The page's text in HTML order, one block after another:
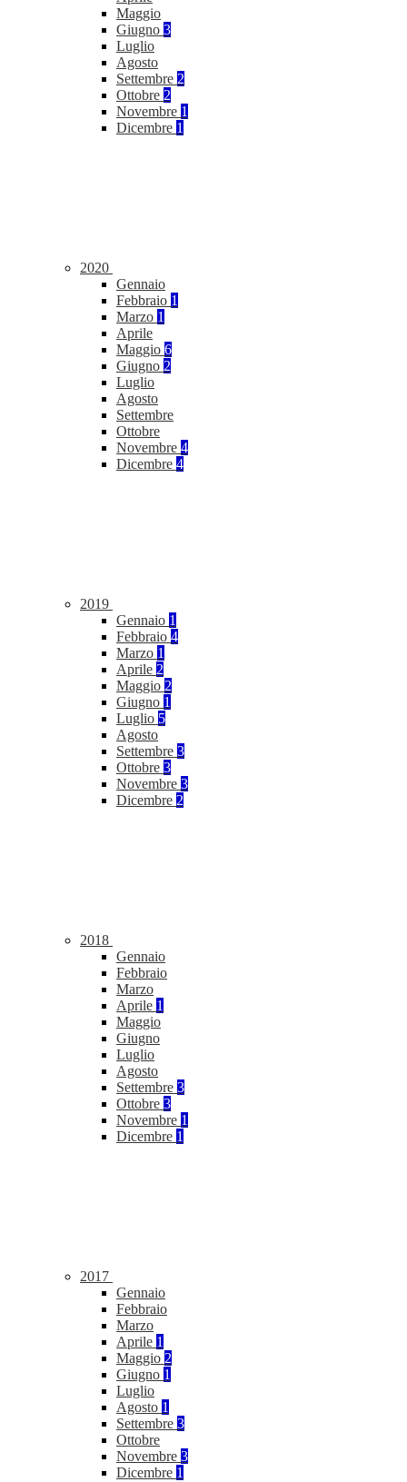
Maggio
Giugno 3
Luglio
Agosto
Settembre 2
Ottobre 2
Novembre 1
Dicembre 1
2020
Gennaio
Febbraio 1
Marzo 1
Aprile
Maggio 6
Giugno 2
Luglio
Agosto
Settembre
Ottobre
Novembre 4
Dicembre 4
2019
Gennaio 1
Febbraio 4
Marzo 1
Aprile 2
Maggio 2
Giugno 1
Luglio 5
Agosto
Settembre 3
Ottobre 3
Novembre 3
Dicembre 2
2018
Gennaio
Febbraio
Marzo
Aprile 1
Maggio
Giugno
Luglio
Agosto
Settembre 3
Ottobre 3
Novembre 1
Dicembre 1
2017
Gennaio
Febbraio
Marzo
Aprile 1
Maggio 2
Giugno 1
Luglio
Agosto 1
Settembre 3
Ottobre
Novembre 3
Dicembre 1